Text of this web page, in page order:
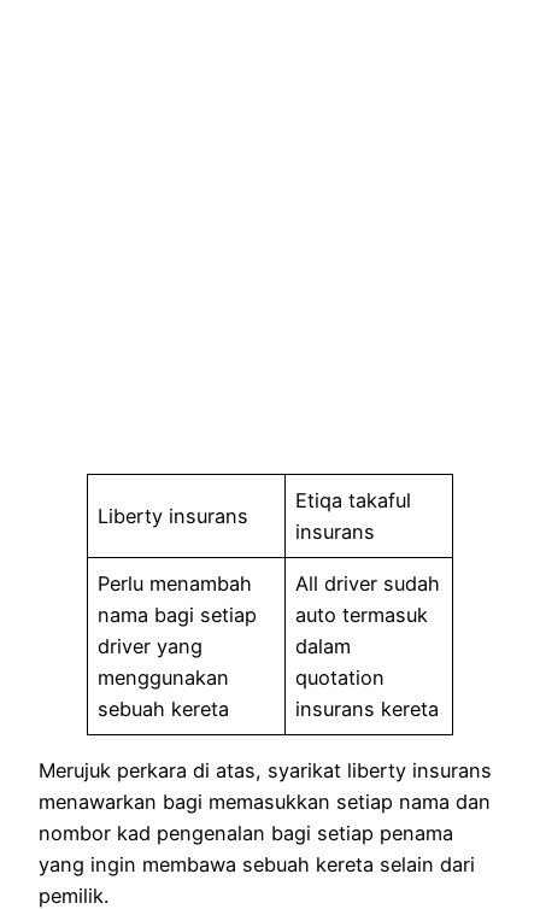
Liberty insurans
Etiqa takaful
insurans
Perlu menambah
nama bagi setiap
driver yang
menggunakan
sebuah kereta
All driver sudah
auto termasuk
dalam
quotation
insurans kereta
Merujuk perkara di atas, syarikat liberty insurans
menawarkan bagi memasukkan setiap nama dan
nombor kad pengenalan bagi setiap penama
yang ingin membawa sebuah kereta selain dari
pemilik.